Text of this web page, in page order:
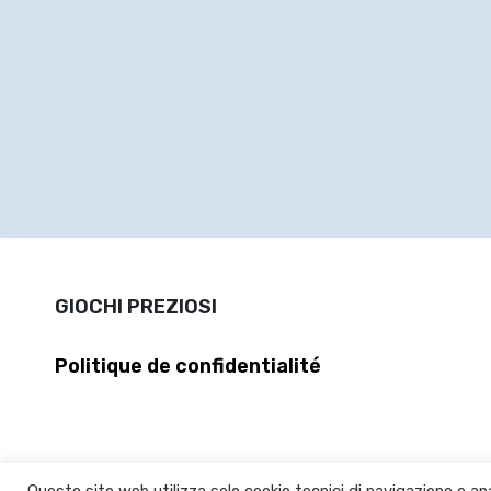
GIOCHI PREZIOSI
Politique de confidentialité